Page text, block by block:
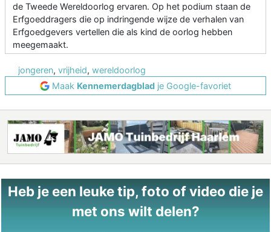
de Tweede Wereldoorlog ervaren. Op het podium staan de
Erfgoeddragers die op indringende wijze de verhalen van
Erfgoedgevers vertellen die als kind de oorlog hebben
meegemaakt.
jongeren, vrijheid, wereldoorlog
Maak Kennemerdagblad je Google-favoriet
Heb je een leuke tip, foto of video die je
met ons wilt delen?